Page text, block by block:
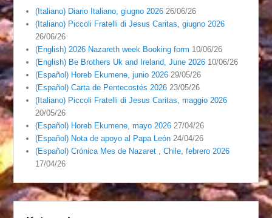
(Italiano) Diario Italiano, giugno 2026 26/06/26
(Italiano) Piccoli Fratelli di Jesus Caritas, giugno 2026
26/06/26
(English) 2026 Nazareth week Booking form 10/06/26
(English) Be Brothers Uk and Ireland, June 2026 10/06/26
(Español) Horeb Ekumene, junio 2026 29/05/26
(Español) Carta de Pentecostés 2026 23/05/26
(Italiano) Piccoli Fratelli di Jesus Caritas, maggio 2026
20/05/26
(Español) Horeb Ekumene, mayo 2026 27/04/26
(Español) Nota de apoyo al Papa León 24/04/26
(Español) Crónica Mes de Nazaret , Chile, febrero 2026
17/04/26